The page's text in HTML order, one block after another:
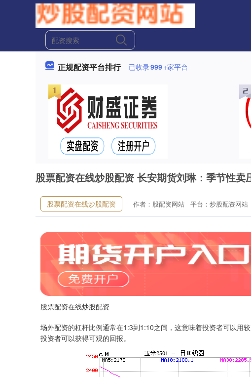
正规配资平台排行 已收录999+家平台
股票配资在线炒股配资 长安期货刘琳：季节性卖
股票配资在线炒股配资 作者：股配资网站 平台：炒股配资网站
股票配资在线炒股配资
场外配资的杠杆比例通常在1:3到1:10之间，这意味着投资者可以用
投资者可以获得可观的回报。